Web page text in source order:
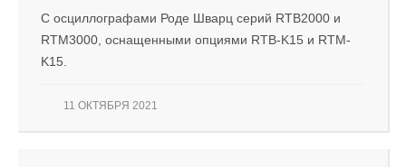
С осциллографами Роде Шварц серий RTB2000 и
RTM3000, оснащенными опциями RTB-K15 и RTM-
K15.
11 ОКТЯБРЯ 2021